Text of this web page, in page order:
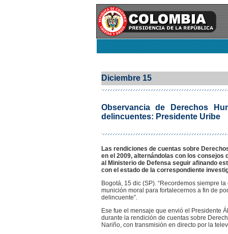
Diciembre 15
Observancia de Derechos
delincuentes: Presidente Uribe
Las rendiciones de cuentas sobre
en el 2009, alternándolas con los consejos
al Ministerio de Defensa seguir afinando
con el estado de la correspondiente
Bogotá, 15 dic (SP). “Recordemos siempre
munición moral para fortalecernos a fin de
delincuente”.
Ese fue el mensaje que envió el Presidente
durante la rendición de cuentas sobre
Nariño, con transmisión en directo por la